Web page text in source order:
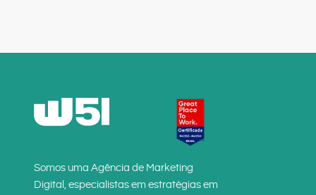
Somos uma Agência de Marketing
Digital, especialistas em estratégias em